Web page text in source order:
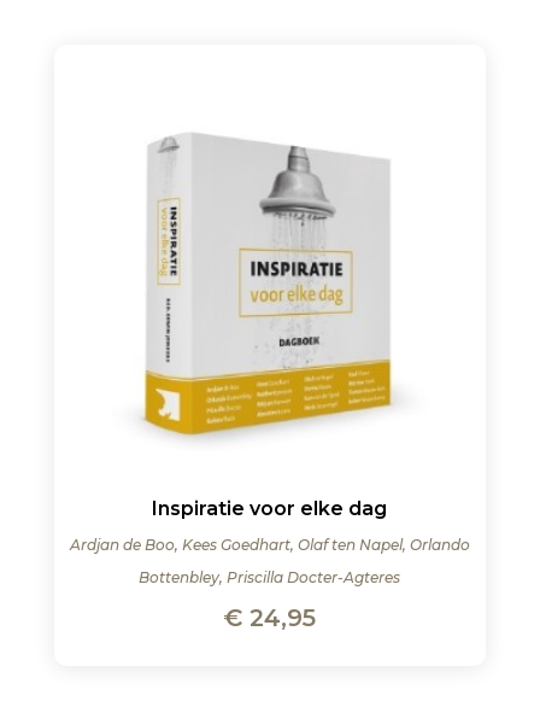
Inspiratie voor elke dag
Ardjan de Boo, Kees Goedhart, Olaf ten Napel, Orlando
Bottenbley, Priscilla Docter-Agteres
€ 24,95